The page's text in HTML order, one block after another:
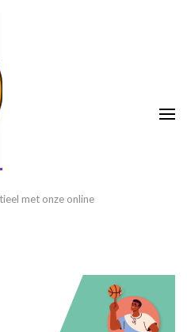
met onze online